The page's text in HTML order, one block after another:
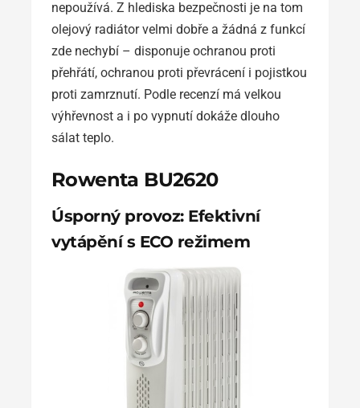
nepoužívá. Z hlediska bezpečnosti je na tom
olejový radiátor velmi dobře a žádná z funkcí
zde nechybí – disponuje ochranou proti
přehřátí, ochranou proti převrácení i pojistkou
proti zamrznutí. Podle recenzí má velkou
výhřevnost a i po vypnutí dokáže dlouho
sálat teplo.
Rowenta BU2620
Úsporný provoz: Efektivní
vytápění s ECO režimem